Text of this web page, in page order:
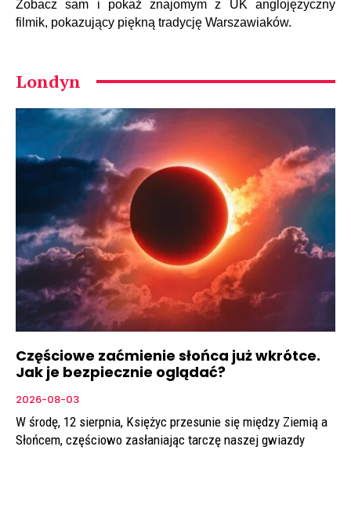
Zobacz sam i pokaż znajomym z UK anglojęzyczny
filmik, pokazujący piękną tradycję Warszawiaków.
Londyn
Częściowe zaćmienie słońca już wkrótce.
Jak je bezpiecznie oglądać?
2026-08-03
W środę, 12 sierpnia, Księżyc przesunie się między Ziemią a
Słońcem, częściowo zasłaniając tarczę naszej gwiazdy